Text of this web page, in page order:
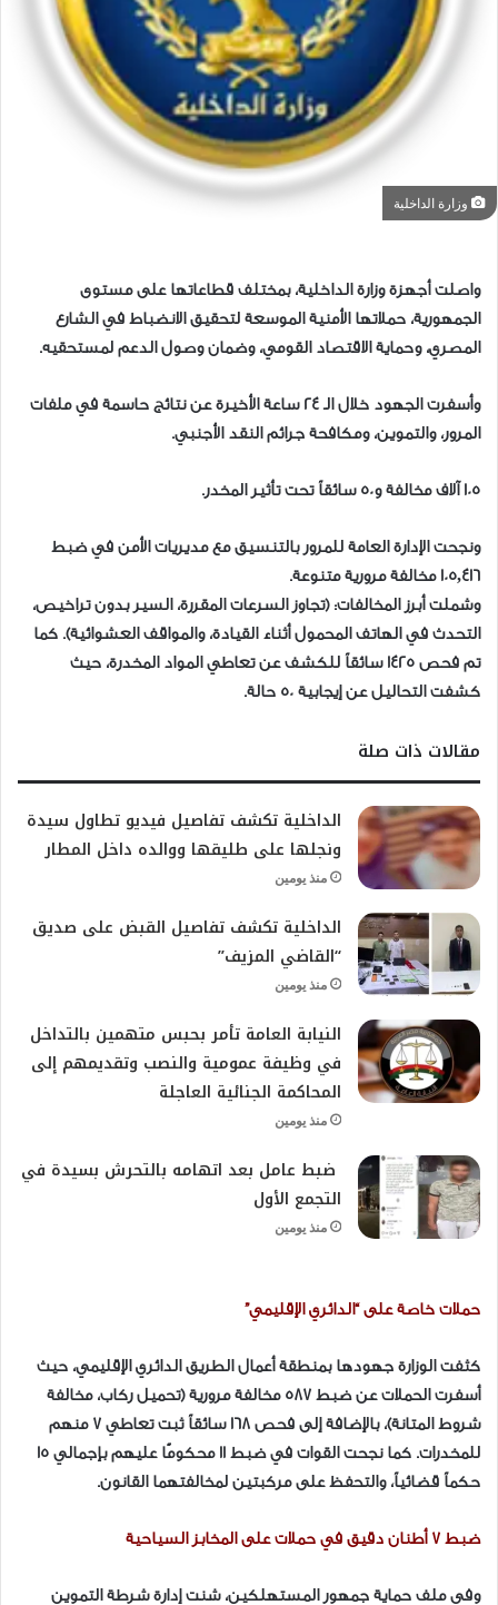
وزارة الداخلية
واصلت أجهزة وزارة الداخلية، بمختلف قطاعاتها على مستوى
الجمهورية، حملاتها الأمنية الموسعة لتحقيق الانضباط في الشارع
المصري، وحماية الاقتصاد القومي، وضمان وصول الدعم لمستحقيه.
وأسفرت الجهود خلال الـ 24 ساعة الأخيرة عن نتائج حاسمة في ملفات
المرور، والتموين، ومكافحة جرائم النقد الأجنبي.
105 آلاف مخالفة و50 سائقاً تحت تأثير المخدر.
ونجحت الإدارة العامة للمرور بالتنسيق مع مديريات الأمن في ضبط
105,416 مخالفة مرورية متنوعة.
وشملت أبرز المخالفات: (تجاوز السرعات المقررة، السير بدون تراخيص،
التحدث في الهاتف المحمول أثناء القيادة، والمواقف العشوائية). كما
تم فحص 1425 سائقاً للكشف عن تعاطي المواد المخدرة، حيث
كشفت التحاليل عن إيجابية 50 حالة.
مقالات ذات صلة
الداخلية تكشف تفاصيل فيديو تطاول سيدة
ونجلها على طليقها ووالده داخل المطار
منذ يومين
الداخلية تكشف تفاصيل القبض على صديق
“القاضي المزيف”
منذ يومين
النيابة العامة تأمر بحبس متهمين بالتداخل
في وظيفة عمومية والنصب وتقديمهم إلى
المحاكمة الجنائية العاجلة
منذ يومين
ضبط عامل بعد اتهامه بالتحرش بسيدة في
التجمع الأول
منذ يومين
حملات خاصة على “الدائري الإقليمي”
كثفت الوزارة جهودها بمنطقة أعمال الطريق الدائري الإقليمي، حيث
أسفرت الحملات عن ضبط 587 مخالفة مرورية (تحميل ركاب، مخالفة
شروط المتانة)، بالإضافة إلى فحص 168 سائقاً ثبت تعاطي 7 منهم
للمخدرات. كما نجحت القوات في ضبط 11 محكومًا عليهم بإجمالي 15
حكماً قضائياً، والتحفظ على مركبتين لمخالفتهما القانون.
ضبط 7 أطنان دقيق في حملات على المخابز السياحية
وفي ملف حماية جمهور المستهلكين، شنت إدارة شرطة التموين